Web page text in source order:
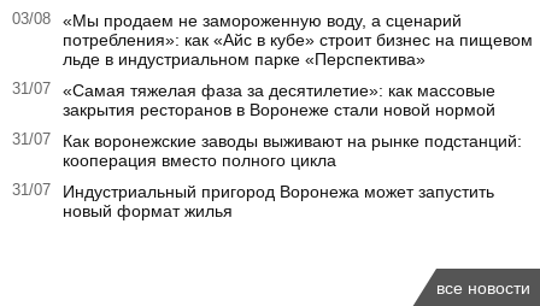
03/08
«Мы продаем не замороженную воду, а сценарий
потребления»: как «Айс в кубе» строит бизнес на пищевом
льде в индустриальном парке «Перспектива»
31/07
«Самая тяжелая фаза за десятилетие»: как массовые
закрытия ресторанов в Воронеже стали новой нормой
31/07
Как воронежские заводы выживают на рынке подстанций:
кооперация вместо полного цикла
31/07
Индустриальный пригород Воронежа может запустить
новый формат жилья
все новости